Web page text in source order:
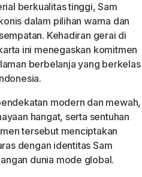
berkualitas tinggi, Sam
dalam pilihan warna dan
Kehadiran gerai di
ini menegaskan komitmen
berbelanja yang berkelas
modern dan mewah,
hangat, serta sentuhan
tersebut menciptakan
dengan identitas Sam
dunia mode global.